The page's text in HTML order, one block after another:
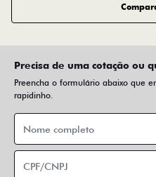
Precisa de uma cotação ou
Preencha o formulário abaixo que
rapidinho.